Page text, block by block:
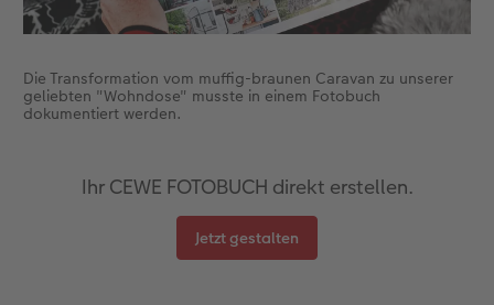
Die Transformation vom muffig-braunen Caravan zu unserer
geliebten "Wohndose" musste in einem Fotobuch
dokumentiert werden.
Ihr CEWE FOTOBUCH direkt erstellen.
Jetzt gestalten